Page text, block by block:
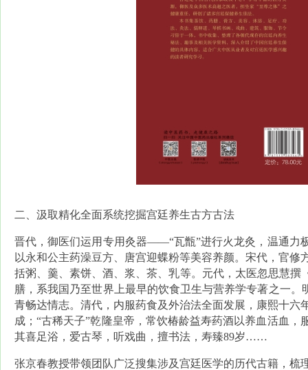
二、汲取精化全面系统挖掘宫廷养生古方古法
晋代，御医们运用专用灸器——“瓦甑”进行火龙灸，温通力
以永和公主药澡豆方、唐宫迎蝶粉等美容养颜。宋代，官
括粥、羹、素饼、酒、浆、茶、乳等。元代，太医忽思慧
膳，系我国乃至世界上最早的饮食卫生与营养学专著之一
青畅达情志。清代，内服药食及外治法全面发展，康熙十
成；“古稀天子”乾隆皇帝，常饮椿龄益寿药酒以养血活血
其喜足浴，爱古琴，听戏曲，擅书法，寿臻89岁……
张京春教授带领团队广泛搜集涉及宫廷医学的历代古籍，